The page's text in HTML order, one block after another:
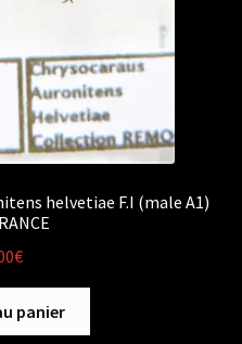
helvetiae F.I (male A1)
€
panier